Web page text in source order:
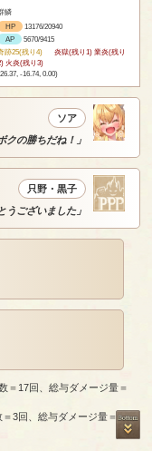
鱗
HP
13176/20940
AP
5670/9415
跡25(残り4)
炎獄(残り1) 業炎(残り
火炎(残り3)
-16.74, 0.00)
ソア
クの勝ちだね！」
只野・黒子
うございました」
＝17回、総与ダメージ量＝
3回、総与ダメージ量＝